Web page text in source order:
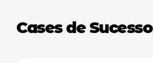
Cases de Sucesso